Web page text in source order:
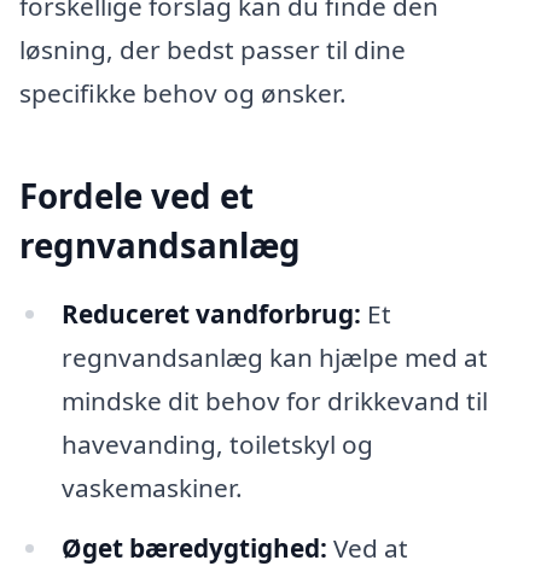
løsning, der bedst passer til dine
specifikke behov og ønsker.
Fordele ved et
regnvandsanlæg
Reduceret vandforbrug: Et
regnvandsanlæg kan hjælpe med at
mindske dit behov for drikkevand til
havevanding, toiletskyl og
vaskemaskiner.
Øget bæredygtighed: Ved at